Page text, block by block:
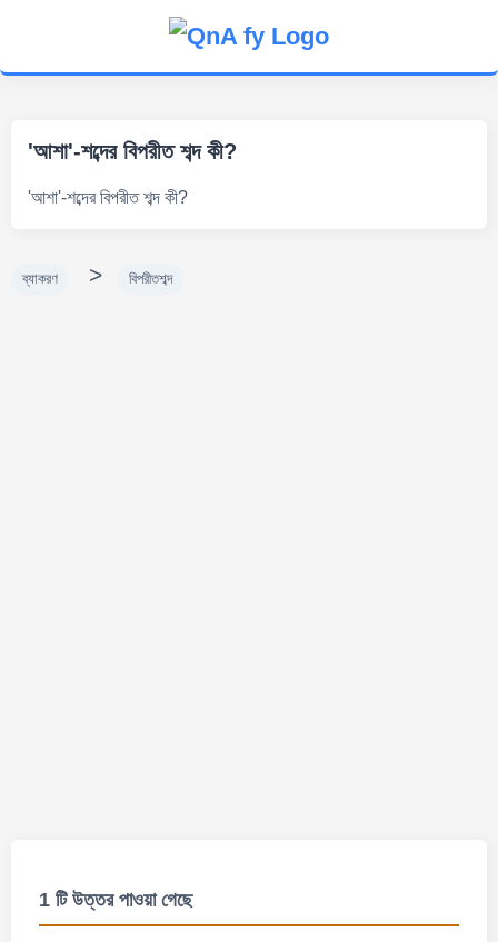
'আশা'-শব্দের বিপরীত শব্দ কী?
'আশা'-শব্দের বিপরীত শব্দ কী?
ব্যাকরণ > বিপরীতশব্দ
1 টি উত্তর পাওয়া গেছে